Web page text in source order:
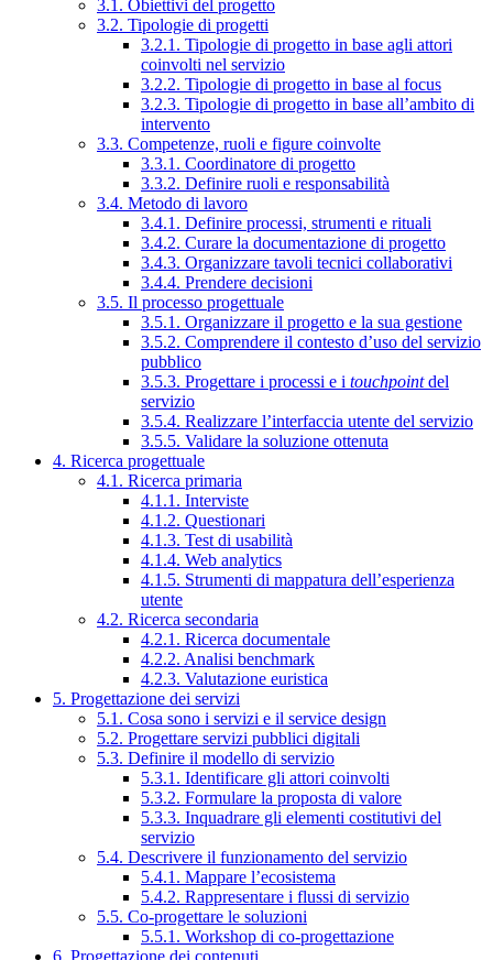
3.1. Obiettivi del progetto
3.2. Tipologie di progetti
3.2.1. Tipologie di progetto in base agli attori
coinvolti nel servizio
3.2.2. Tipologie di progetto in base al focus
3.2.3. Tipologie di progetto in base all’ambito di
intervento
3.3. Competenze, ruoli e figure coinvolte
3.3.1. Coordinatore di progetto
3.3.2. Definire ruoli e responsabilità
3.4. Metodo di lavoro
3.4.1. Definire processi, strumenti e rituali
3.4.2. Curare la documentazione di progetto
3.4.3. Organizzare tavoli tecnici collaborativi
3.4.4. Prendere decisioni
3.5. Il processo progettuale
3.5.1. Organizzare il progetto e la sua gestione
3.5.2. Comprendere il contesto d’uso del servizio
pubblico
3.5.3. Progettare i processi e i touchpointdel
servizio
3.5.4. Realizzare l’interfaccia utente del servizio
3.5.5. Validare la soluzione ottenuta
4. Ricerca progettuale
4.1. Ricerca primaria
4.1.1. Interviste
4.1.2. Questionari
4.1.3. Test di usabilità
4.1.4. Web analytics
4.1.5. Strumenti di mappatura dell’esperienza
utente
4.2. Ricerca secondaria
4.2.1. Ricerca documentale
4.2.2. Analisi benchmark
4.2.3. Valutazione euristica
5. Progettazione dei servizi
5.1. Cosa sono i servizi e il service design
5.2. Progettare servizi pubblici digitali
5.3. Definire il modello di servizio
5.3.1. Identificare gli attori coinvolti
5.3.2. Formulare la proposta di valore
5.3.3. Inquadrare gli elementi costitutivi del
servizio
5.4. Descrivere il funzionamento del servizio
5.4.1. Mappare l’ecosistema
5.4.2. Rappresentare i flussi di servizio
5.5. Co-progettare le soluzioni
5.5.1. Workshop di co-progettazione
6. Progettazione dei contenuti